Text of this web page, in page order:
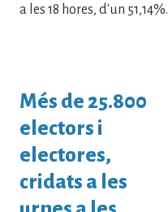
a les 18 hores, d'un 51,14%.
Més de 25.800
electors i
electores,
cridats a les